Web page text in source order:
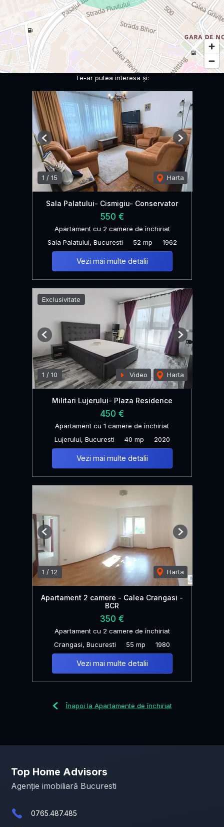
Te-ar putea interesa și:
1 / 15 Harta
Previous Next
Sala Palatului- Cismigiu- Conservator
550 €
Apartament cu 2 camere de închiriat
Sala Palatului, Bucuresti
52 mp 1962
Vezi mai multe detalii
Exclusivitate
1 / 10 Video Harta
Previous Next
Militari Lujerului- Plaza Residence
450 €
Apartament cu 1 camere de închiriat
Lujerului, Bucuresti
40 mp 2020
Vezi mai multe detalii
1 / 12 Harta
Previous Next
Apartament 2 camere - Calea Crangasi -
BCR
350 €
Apartament cu 2 camere de închiriat
Crangasi, Bucuresti
55 mp 1980
Vezi mai multe detalii
Înapoi la Apartamente de închiriat
Top Home Advisors
Agenție imobiliară Bucuresti
0765.487.485